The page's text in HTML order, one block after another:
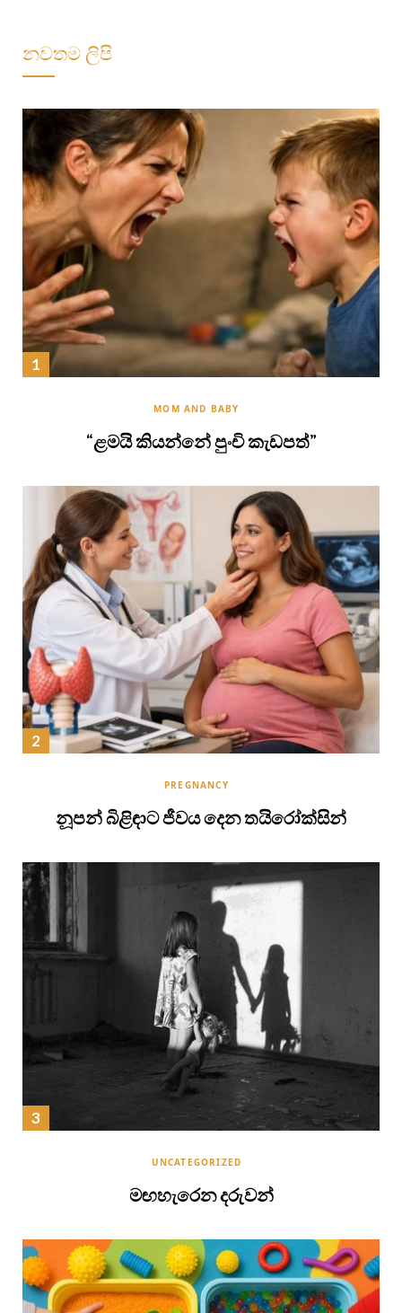
නවතම ලිපි
MOM AND BABY
“ළමයි කියන්නේ පුංචි කැඩපත්”
PREGNANCY
නූපන් බිළිඳාට ජීවය දෙන තයිරෝක්සින්
UNCATEGORIZED
මඟහැරෙන දරුවන්